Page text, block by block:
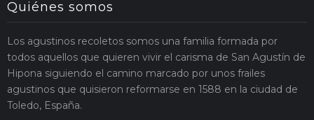
Quiénes somos
Los agustinos recoletos somos una familia formada por
todos aquellos que quieren vivir el carisma de San Agustín de
Hipona siguiendo el camino marcado por unos frailes
agustinos que quisieron reformarse en 1588 en la ciudad de
Toledo, España.